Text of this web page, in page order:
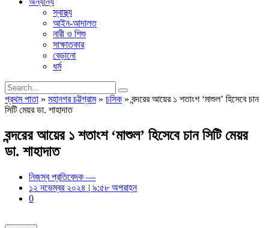
স্বাস্থ্য
আইন-আদালত
নারী ও শিশু
সাক্ষাতকার
বেড়ানো
ধর্ম
প্রথম পাতা » মহানগর চট্টগ্রাম» চসিক » বন্দরের আয়ের ১ শতাংশ ‘মাশুল’ হিসেবে চান
সিটি মেয়র ডা. শাহাদাত
বন্দরের আয়ের ১ শতাংশ ‘মাশুল’ হিসেবে চান সিটি মেয়র
ডা. শাহাদাত
নিজস্ব প্রতিবেদক —
১২ নভেম্বর ২০২৪ | ৯:৫৮ অপরাহ্ন
0